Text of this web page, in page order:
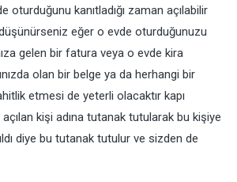
oturduğunu kanıtladığı zaman açılabilir
düşünürseniz eğer o evde oturduğunuzu
gelen bir fatura veya o evde kira
olan bir belge ya da herhangi bir
etmesi de yeterli olacaktır kapı
açılan kişi adına tutanak tutularak bu kişiye
diye bu tutanak tutulur ve sizden de